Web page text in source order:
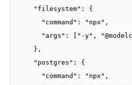
    "filesystem": {
      "command": "npx",
"args": ["-y",
    },
    "postgres": {
      "command": "npx",